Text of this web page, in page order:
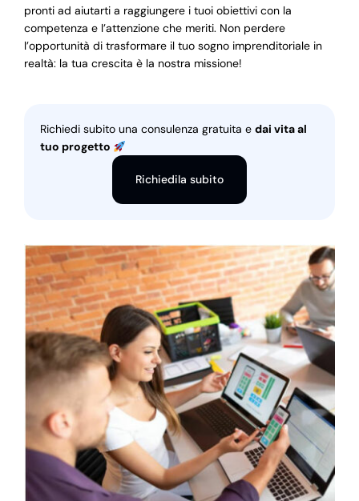
pronti ad aiutarti a raggiungere i tuoi obiettivi con la
competenza e l’attenzione che meriti. Non perdere
l’opportunità di trasformare il tuo sogno imprenditoriale in
realtà: la tua crescita è la nostra missione!
Richiedi subito una consulenza gratuita e dai vita al
tuo progetto
Richiedila subito